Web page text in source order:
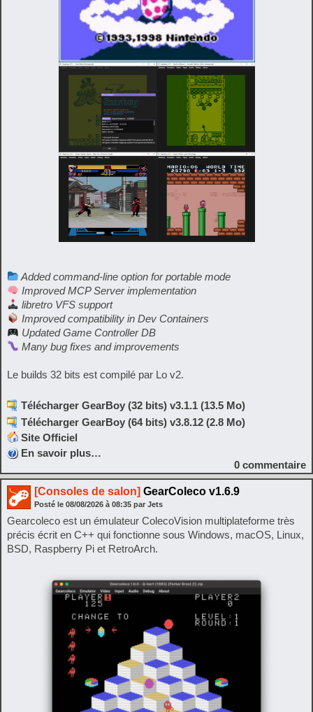
Added command-line option for portable mode
Improved MCP Server implementation
libretro VFS support
Improved compatibility in Dev Containers
Updated Game Controller DB
Many bug fixes and improvements
Le builds 32 bits est compilé par Lo v2.
Télécharger GearBoy (32 bits) v3.1.1 (13.5 Mo)
Télécharger GearBoy (64 bits) v3.8.12 (2.8 Mo)
Site Officiel
En savoir plus…
0 commentaire
[Consoles de salon] GearColeco v1.6.9
Posté le 08/08/2026 à 08:35 par Jets
Gearcoleco est un émulateur ColecoVision multiplateforme très
précis écrit en C++ qui fonctionne sous Windows, macOS, Linux,
BSD, Raspberry Pi et RetroArch.